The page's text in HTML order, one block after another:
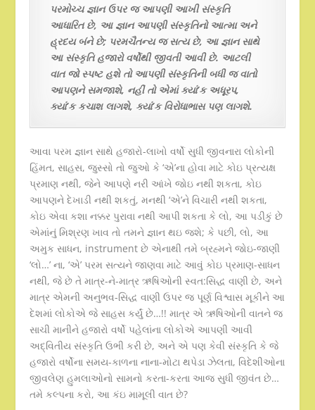
પરમોચ્ચ જ્ઞાન ઉપર જ આપણી આખી સંસ્કૃતિ
આધારિત છે, આ જ્ઞાન આપણી સંસ્કૃતિનો આત્મા અને
હ્રદય બંને છે; પરમચૈતન્ય જ સત્ય છે, આ જ્ઞાન સાથે
આ સંસ્કૃતિ હજારો વર્ષોથી જીવતી આવી છે. આટલી
વાત જો સ્પષ્ટ હશે તો આપણી સંસ્કૃતિની બધી જ વાતો
આપણને સમજાશે, નહીં તો એમાં ક્યાં’ક અધૂરપ,
ક્યાં’ક કચાશ લાગશે, ક્યાં’ક વિરોધાભાસ પણ લાગશે.
આવા પરમ જ્ઞાન સાથે હજારો-લાખો વર્ષો સુધી જીવનારા લોકોની
હિંમત, સાહસ, જુસ્સો તો જુઓ કે ‘એ’ના હોવા માટે કોઇ પ્રત્યક્ષ
પ્રમાણ નથી, જેને આપણે નરી આંખે જોઇ નથી શકતા, કોઇ
આપણને દેખાડી નથી શકતું, મનથી ‘એ’ને વિચારી નથી શકતા,
કોઇ એવા કશા નક્કર પુરાવા નથી આપી શકતા કે લો, આ પડીકું છે
એમાંનું મિશ્રણ ખાવ તો તમને જ્ઞાન થઇ જશે; કે પછી, લો, આ
અમુક સાધન, instrument છે એનાથી તમે બ્રહ્મને જોઇ-જાણી
‘લો…’ ના, ‘એ’ પરમ સત્યને જાણવા માટે આવું કોઇ પ્રમાણ-સાધન
નથી, જે છે તે માત્ર-ને-માત્ર ઋષિઓની સ્વત:સિદ્ધ વાણી છે, અને
માત્ર એમની અનુભવ-સિદ્ધ વાણી ઉપર જ પૂર્ણ વિશ્વાસ મૂકીને આ
દેશમાં લોકોએ જે સાહસ કર્યું છે…!! માત્ર એ ઋષિઓની વાતને જ
સાચી માનીને હજારો વર્ષો પહેલાંના લોકોએ આપણી આવી
અદ્વિતીય સંસ્કૃતિ ઉભી કરી છે, અને એ પણ કેવી સંસ્કૃતિ કે જે
હજારો વર્ષોના સમય-કાળના નાના-મોટા થપેડા ઝેલતા, વિદેશીઓના
જીવલેણ હુમલાઓનો સામનો કરતા-કરતા આજ સુધી જીવંત છે…
તમે કલ્પના કરો, આ કંઇ મામૂલી વાત છે?